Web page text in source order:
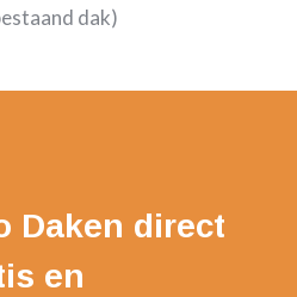
dak)
Daken direct
en